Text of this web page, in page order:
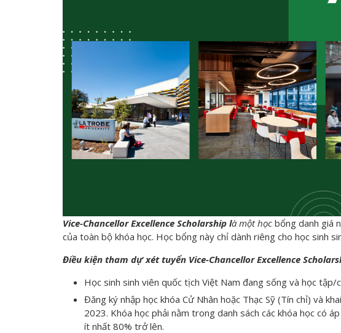
Vice-Chancellor Excellence Scholarship là một học bổng danh giá
của toàn bộ khóa học. Học bổng này chỉ dành riêng cho học sinh
Điều kiện tham dựxét tuyển Vice-Chancellor Excellence
Học sinh sinh viên quốc tịch Việt Nam đang sống và học tập/
Đăng ký nhập học khóa Cử Nhân hoặc Thạc Sỹ (Tín chỉ) và
2023. Khóa học phải nằm trong danh sách các khóa học có
ít nhất 80% trở lên.